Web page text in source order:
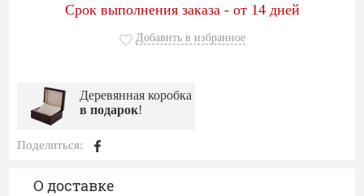
Срок выполнения заказа - от 14 дней
Добавить в избранное
Деревянная коробка
в подарок!
Поделиться:
О доставке